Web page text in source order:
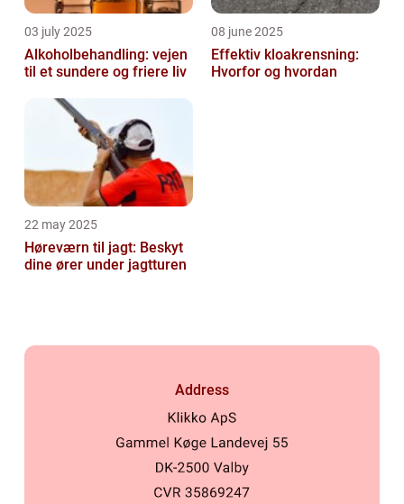
03 july 2025
Alkoholbehandling: vejen
til et sundere og friere liv
08 june 2025
Effektiv kloakrensning:
Hvorfor og hvordan
22 may 2025
Høreværn til jagt: Beskyt
dine ører under jagtturen
Address